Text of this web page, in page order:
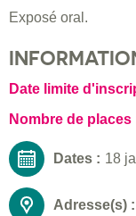
Exposé oral.
Date limite
Nombre de places
Dates : 18
Adresse(s) :